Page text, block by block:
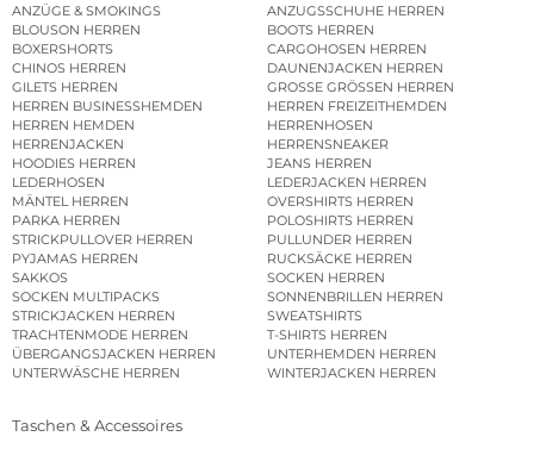
ANZÜGE & SMOKINGS
ANZUGSSCHUHE HERREN
BLOUSON HERREN
BOOTS HERREN
BOXERSHORTS
CARGOHOSEN HERREN
CHINOS HERREN
DAUNENJACKEN HERREN
GILETS HERREN
GROSSE GRÖSSEN HERREN
HERREN BUSINESSHEMDEN
HERREN FREIZEITHEMDEN
HERREN HEMDEN
HERRENHOSEN
HERRENJACKEN
HERRENSNEAKER
HOODIES HERREN
JEANS HERREN
LEDERHOSEN
LEDERJACKEN HERREN
MÄNTEL HERREN
OVERSHIRTS HERREN
PARKA HERREN
POLOSHIRTS HERREN
STRICKPULLOVER HERREN
PULLUNDER HERREN
PYJAMAS HERREN
RUCKSÄCKE HERREN
SAKKOS
SOCKEN HERREN
SOCKEN MULTIPACKS
SONNENBRILLEN HERREN
STRICKJACKEN HERREN
SWEATSHIRTS
TRACHTENMODE HERREN
T-SHIRTS HERREN
ÜBERGANGSJACKEN HERREN
UNTERHEMDEN HERREN
UNTERWÄSCHE HERREN
WINTERJACKEN HERREN
Taschen & Accessoires